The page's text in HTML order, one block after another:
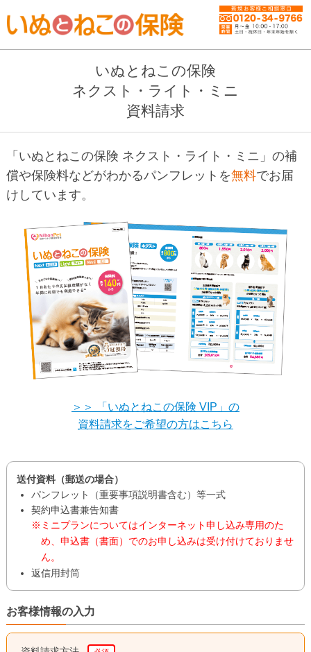
いぬとねこの保険
ネクスト・ライト・ミニ
資料請求
「いぬとねこの保険 ネクスト・ライト・ミニ」の補
償や保険料などがわかるパンフレットを無料でお届
けしています。
＞＞ 「いぬとねこの保険 VIP」の
資料請求をご希望の方はこちら
送付資料（郵送の場合）
パンフレット（重要事項説明書含む）等一式
契約申込書兼告知書
ミニプランについてはインターネット申し込み専用のた
め、申込書（書面）でのお申し込みは受け付けておりませ
ん。
返信用封筒
お客様情報の入力